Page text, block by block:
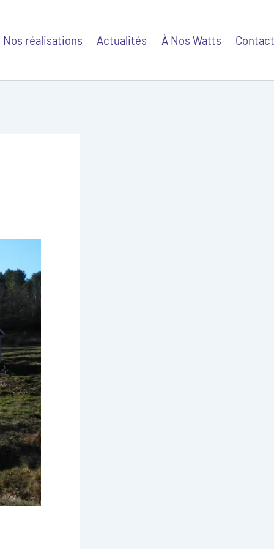
Nos réalisations Actualités À Nos Watts